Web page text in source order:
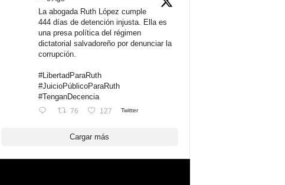
La abogada Ruth López cumple
444 días de detención injusta. Ella es
una presa política del régimen
dictatorial salvadoreño por denunciar la
corrupción.
#LibertadParaRuth
#JuicioPúblicoParaRuth
#TenganDecencia
76 127 Twitter
Cargar más